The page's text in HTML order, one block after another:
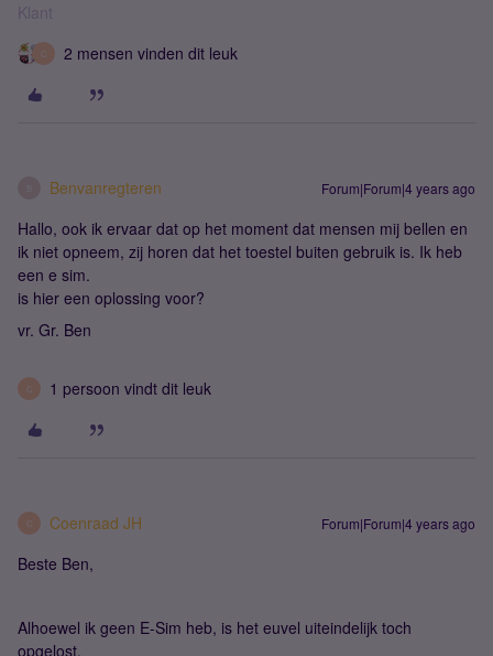
Klant
2 mensen vinden dit leuk
Benvanregteren Forum|Forum|4 years ago
Hallo, ook ik ervaar dat op het moment dat mensen mij bellen en
ik niet opneem, zij horen dat het toestel buiten gebruik is. Ik heb
een e sim.
is hier een oplossing voor?
vr. Gr. Ben
1 persoon vindt dit leuk
Coenraad JH Forum|Forum|4 years ago
Beste Ben,
Alhoewel ik geen E-Sim heb, is het euvel uiteindelijk toch
opgelost.